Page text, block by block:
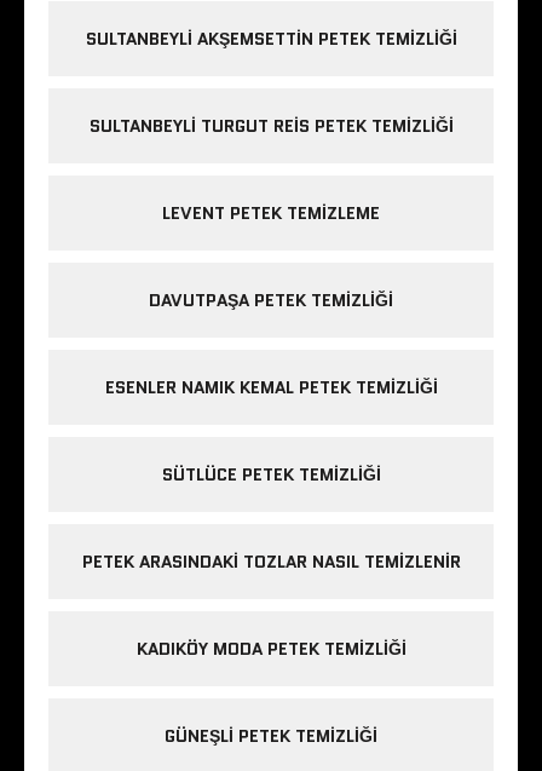
SULTANBEYLI AKŞEMSETTIN PETEK TEMIZLIĞI
SULTANBEYLI TURGUT REIS PETEK TEMIZLIĞI
LEVENT PETEK TEMIZLEME
DAVUTPAŞA PETEK TEMIZLIĞI
ESENLER NAMIK KEMAL PETEK TEMIZLIĞI
SÜTLÜCE PETEK TEMIZLIĞI
PETEK ARASINDAKI TOZLAR NASIL TEMIZLENIR
KADIKÖY MODA PETEK TEMIZLIĞI
GÜNEŞLI PETEK TEMIZLIĞI